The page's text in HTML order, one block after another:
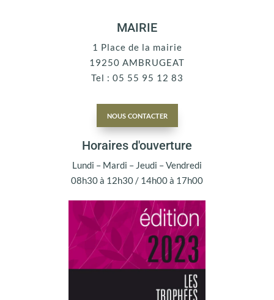
MAIRIE
1 Place de la mairie
19250 AMBRUGEAT
Tel : 05 55 95 12 83
nous contacter
Horaires d'ouverture
Lundi – Mardi – Jeudi – Vendredi
08h30 à 12h30 / 14h00 à 17h00